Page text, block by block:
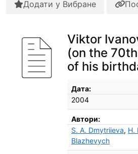
Додати у Вибране
Viktor
(on the
of his
Бібліографічні деталі
Дата:
2004
Автори:
S. A. Dmytriieva, H.
Blazhevych